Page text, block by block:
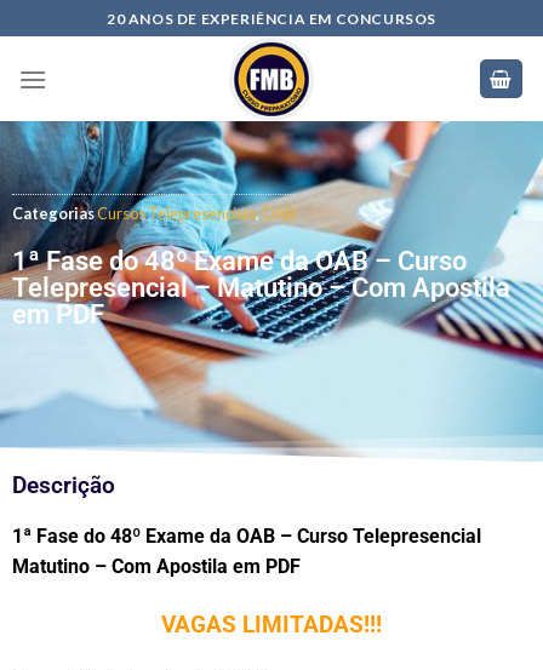
20 ANOS DE EXPERIÊNCIA EM CONCURSOS
CategoriasCursos Telepresenciais,OAB
1ª Fase do 48º Exame da OAB – Curso
Telepresencial – Matutino – Com Apostila
em PDF
Descrição
1ª Fase do 48º Exame da OAB – Curso Telepresencial
Matutino – Com Apostila em PDF
VAGAS LIMITADAS!!!